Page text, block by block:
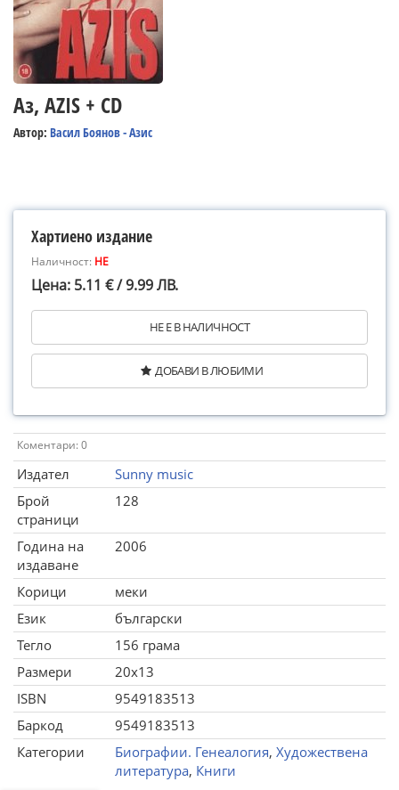
Аз, AZIS + CD
Автор: Васил Боянов - Азис
Хартиено издание
Наличност: НЕ
Цена: 5.11 € / 9.99 ЛВ.
НЕ Е В НАЛИЧНОСТ
ДОБАВИ В ЛЮБИМИ
Коментари: 0
Издател
Sunny music
Брой
страници
128
Година на
издаване
2006
Корици
меки
Език
български
Тегло
156 грама
Размери
20x13
ISBN
9549183513
Баркод
9549183513
Категории
Биографии. Генеалогия, Художествена
литература, Книги